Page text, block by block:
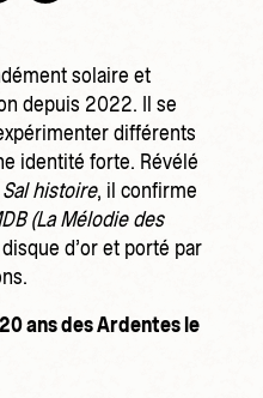
solaire et
depuis 2022. Il se
différents
identité forte. Révélé
Sal histoire, il confirme
(La Mélodie des
d’or et porté par
ans des Ardentes le